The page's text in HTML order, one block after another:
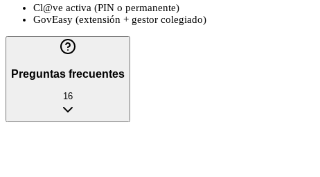
Cl@ve activa (PIN o permanente)
GovEasy (extensión + gestor colegiado)
Preguntas frecuentes
16